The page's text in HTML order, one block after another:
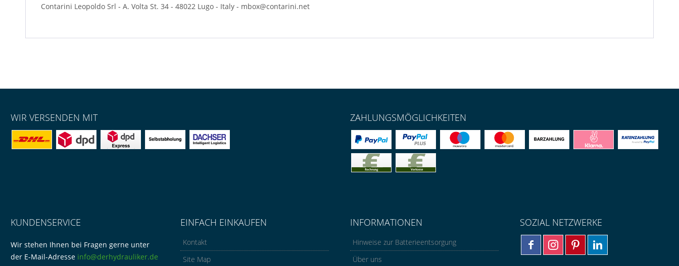
Contarini Leopoldo Srl - A. Volta St. 34 - 48022 Lugo - Italy - mbox@contarini.net
WIR VERSENDEN MIT ZAHLUNGSMÖGLICHKEITEN
KUNDENSERVICE
Wir stehen Ihnen bei Fragen gerne unter
der E-Mail-Adresse info@derhydrauliker.de
EINFACH EINKAUFEN
Kontakt
Site Map
INFORMATIONEN
Hinweise zur Batterieentsorgung
Über uns
SOZIAL NETZWERKE